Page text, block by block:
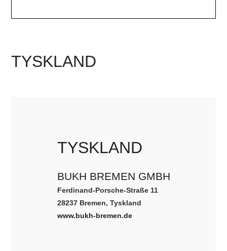
TYSKLAND
TYSKLAND
BUKH BREMEN GMBH
Ferdinand-Porsche-Straße 11
28237 Bremen, Tyskland
www.bukh-bremen.de